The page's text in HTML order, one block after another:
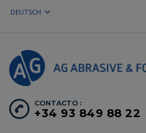
DEUTSCH
CONTACTO :
+34 93 849 88 22